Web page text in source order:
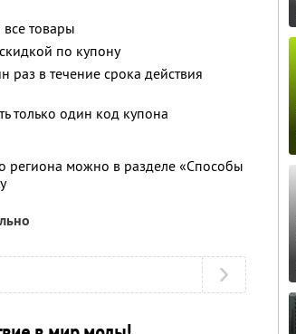
товары
по купону
раз в течение срока действия
только один код купона
региона можно в разделе «Способы